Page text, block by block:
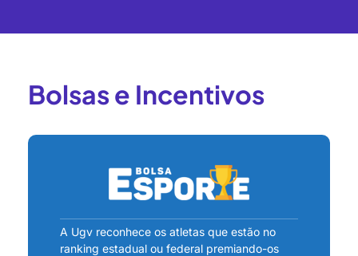
Bolsas e Incentivos
A Ugv reconhece os atletas que estão no
ranking estadual ou federal premiando-os